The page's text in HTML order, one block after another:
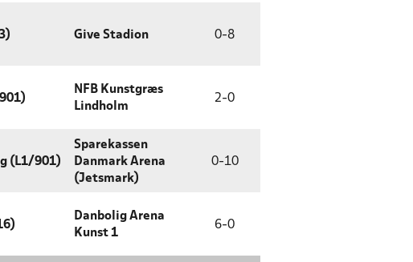
Give Stadion 0-8
NFB Kunstgræs
Lindholm
2-0
(L1/901)
Sparekassen
Danmark Arena
(Jetsmark)
0-10
Danbolig Arena
Kunst 1
6-0